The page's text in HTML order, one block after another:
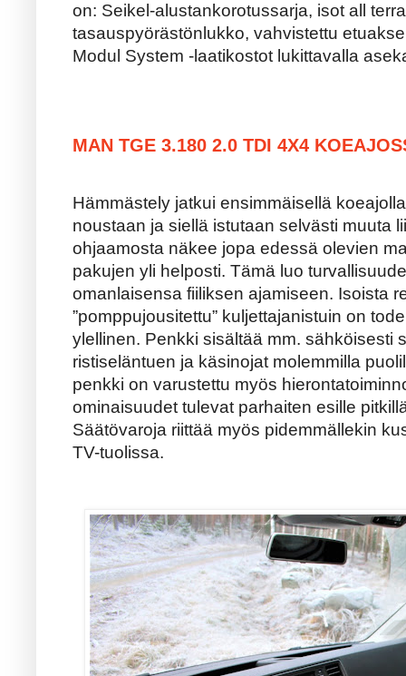
on: Seikel-alustankorotussarja, isot all
tasauspyörästönlukko, vahvistettu
Modul System -laatikostot lukittavalla
MAN TGE 3.180 2.0 TDI 4X4
Hämmästely jatkui ensimmäisellä
noustaan ja siellä istutaan selvästi muuta
ohjaamosta näkee jopa edessä olevien
pakujen yli helposti. Tämä luo
omanlaisensa fiiliksen ajamiseen. Isoista
”pomppujousitettu” kuljettajanistuin on
ylellinen. Penkki sisältää mm. sähköisesti
ristiseläntuen ja käsinojat molemmilla
penkki on varustettu myös
ominaisuudet tulevat parhaiten esille
Säätövaroja riittää myös pidemmällekin
TV-tuolissa.